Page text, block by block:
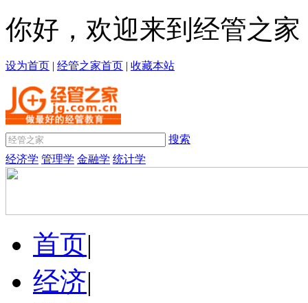
你好，欢迎来到经管之家
设为首页 | 经管之家首页 | 收藏本站
搜索
经济学 管理学 金融学 统计学
首页|
经济|